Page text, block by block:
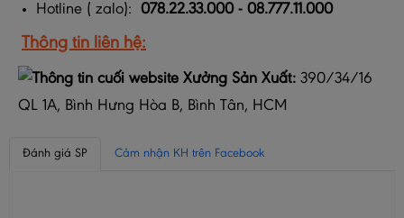
Hotline ( zalo):
078.22.33.000 - 08.777.11.000
Thông tin liên hệ:
Xưởng Sản Xuất: 390/34/16
QL 1A, Bình Hưng Hòa B, Bình Tân, HCM
Đánh giá SP Cảm nhận KH trên Facebook